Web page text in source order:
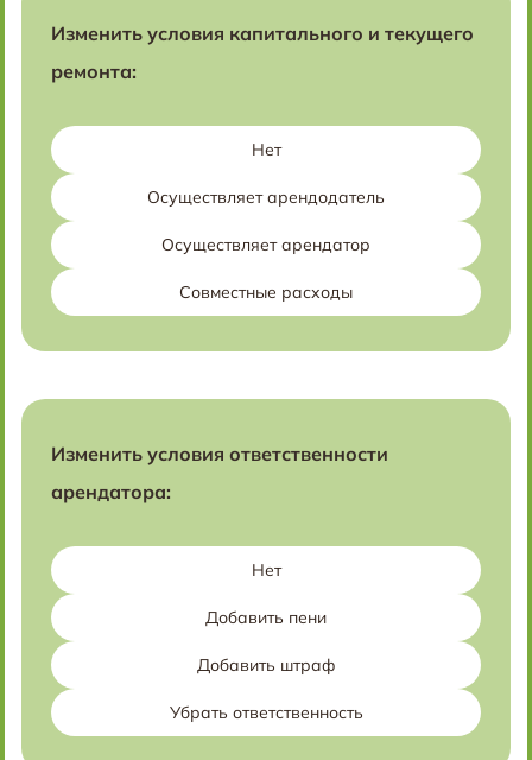
Изменить условия капитального и текущего
ремонта:
Нет
Осуществляет арендодатель
Осуществляет арендатор
Совместные расходы
Изменить условия ответственности
арендатора:
Нет
Добавить пени
Добавить штраф
Убрать ответственность